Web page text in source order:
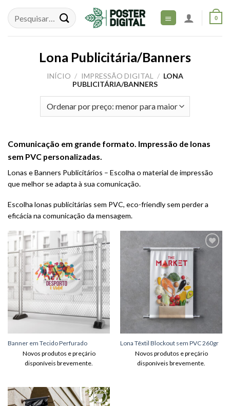
content
0
Lona Publicitária/Banners
INÍCIO / IMPRESSÃO DIGITAL / LONA
PUBLICITÁRIA/BANNERS
Comunicação em grande formato. Impressão de lonas
sem PVC personalizadas.
Lonas e Banners Publicitários – Escolha o material de impressão
que melhor se adapta à sua comunicação.
Escolha lonas publicitárias sem PVC, eco-friendly sem perder a
eficácia na comunicação da mensagem.
Adicionar
aos meus
desejos
Banner em Tecido Perfurado
Novos produtos e preçário
disponíveis brevemente.
Adicionar
Lona Têxtil Blockout sem PVC 260gr
Novos produtos e preçário
disponíveis brevemente.